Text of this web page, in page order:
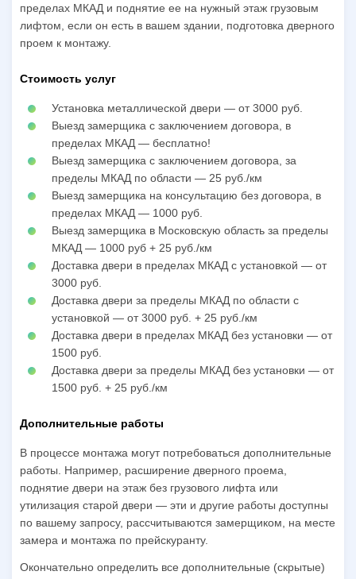
пределах МКАД и поднятие ее на нужный этаж грузовым
лифтом, если он есть в вашем здании, подготовка дверного
проем к монтажу.
Стоимость услуг
Установка металлической двери — от 3000 руб.
Выезд замерщика с заключением договора, в
пределах МКАД — бесплатно!
Выезд замерщика с заключением договора, за
пределы МКАД по области — 25 руб./км
Выезд замерщика на консультацию без договора, в
пределах МКАД — 1000 руб.
Выезд замерщика в Московскую область за пределы
МКАД — 1000 руб + 25 руб./км
Доставка двери в пределах МКАД с установкой — от
3000 руб.
Доставка двери за пределы МКАД по области с
установкой — от 3000 руб. + 25 руб./км
Доставка двери в пределах МКАД без установки — от
1500 руб.
Доставка двери за пределы МКАД без установки — от
1500 руб. + 25 руб./км
Дополнительные работы
В процессе монтажа могут потребоваться дополнительные
работы. Например, расширение дверного проема,
поднятие двери на этаж без грузового лифта или
утилизация старой двери — эти и другие работы доступны
по вашему запросу, рассчитываются замерщиком, на месте
замера и монтажа по прейскуранту.
Окончательно определить все дополнительные (скрытые)